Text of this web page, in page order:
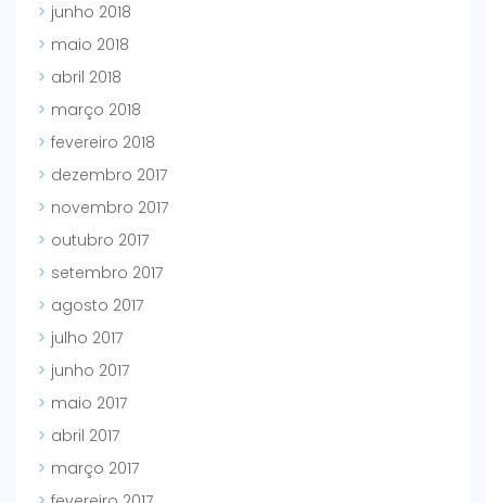
junho 2018
maio 2018
abril 2018
março 2018
fevereiro 2018
dezembro 2017
novembro 2017
outubro 2017
setembro 2017
agosto 2017
julho 2017
junho 2017
maio 2017
abril 2017
março 2017